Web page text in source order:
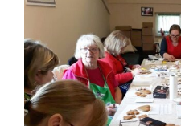
obrázok